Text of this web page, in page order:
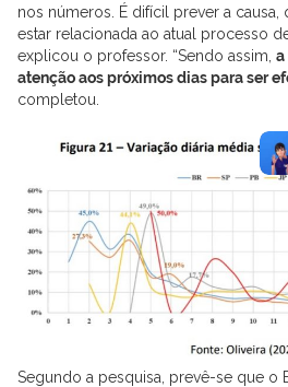
nos números. É difícil prever a
estar relacionada ao atual processo
explicou o professor. “Sendo assim, a
atenção aos próximos dias para ser
completou.
Segundo a pesquisa, prevê-se que o